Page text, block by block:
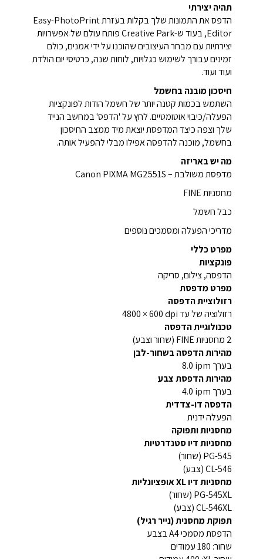
תהיה יצירתי
הדפס את התמונות שלך בקלות בעזרת Easy-PhotoPrint
Editor, בעוד ש-Creative Park פותח עולם של אפשרויות
יצירתיות עם מבחר העיצובים שהוכנו על ידי אמנים, כולם
זמינים עבורך לשימוש כגלויות, לוחות שנה, כרטיסי יום הולדת
ועוד ועוד.
חיסכון מובנה בחשמל
השתמש בכמות קטנה יותר של חשמל הודות לפונקציות
הפעלה/כיבוי אוטומטיים. לחץ על 'הדפס' במחשב הנייד
שלך וצפה כיצד המדפסת יוצאת מיד ממצב החיסכון
בחשמל, מוכנה להדפסה אפילו מבלי להפעיל אותה.
מה יש באריזה
מדפסת משולבת – Canon PIXMA MG2551S
מחסניות FINE
כבל חשמל
מדריכי הפעלה ומסמכים נוספים
מפרט כללי
פונקציות
הדפסה, צילום, סריקה
מפרט מדפסת
רזולוציית הדפסה
רזולוציה של עד ‎4800 × 600 dpi
טכנולוגיית הדפסה
2 מחסניות FINE (שחור וצבע)
מהירות הדפסה בשחור-לבן
בערך ‎8.0 ipm
מהירות הדפסת צבע
בערך ‎4.0 ipm
הדפסה דו-צדדית
הפעלה ידנית
מחסניות ותפוקה
מחסניות דיו סטנדרטיות
PG-545 (שחור)
CL-546 (צבע)
מחסניות דיו XL אופציונליות
PG-545XL (שחור)
CL-546XL (צבע)
תפוקת מחסנית (נייר רגיל)
הדפסת מסמכי A4 בצבע
שחור: 180 עמודים